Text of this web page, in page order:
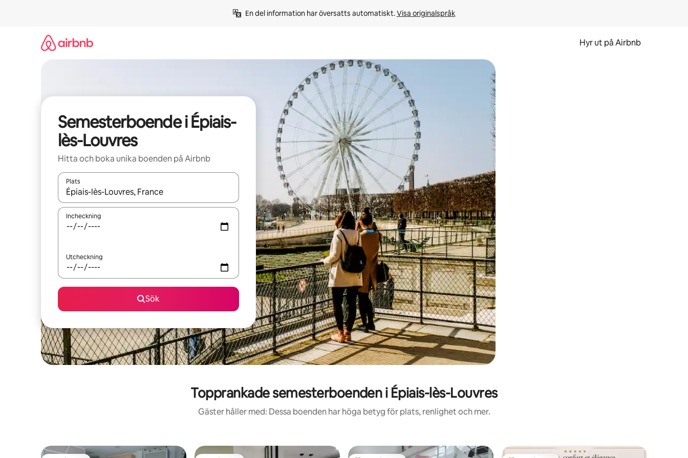
En del information har översatts automatiskt. Visa originalspråk
Hyr ut på Airbnb
Semesterboende i Épiais-
lès-Louvres
Hitta och boka unika boenden på Airbnb
Plats
När resultaten är tillgängliga kan du navigera med upp- och nedåtpilarna eller utforska genom att trycka eller svepa.
Incheckning
Utcheckning
Sök
Topprankade semesterboenden i Épiais-lès-Louvres
Gäster håller med: Dessa boenden har höga betyg för plats, renlighet och mer.